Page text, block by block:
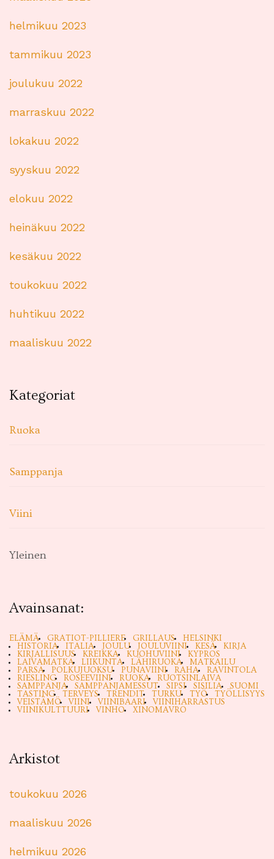
helmikuu 2023
tammikuu 2023
joulukuu 2022
marraskuu 2022
lokakuu 2022
syyskuu 2022
elokuu 2022
heinäkuu 2022
kesäkuu 2022
toukokuu 2022
huhtikuu 2022
maaliskuu 2022
Kategoriat
Ruoka
Samppanja
Viini
Yleinen
Avainsanat:
ELÄMÄ GRATIOT-PILLIERE GRILLAUS
HELSINKI
HISTORIA
ITALIA JOULU JOULUVIINI KESÄ
KIRJA
KIRJALLISUUS
KREIKKA KUOHUVIINI
KYPROS
LAIVAMATKA
LIIKUNTA LÄHIRUOKA
MATKAILU
PARSA
POLKUJUOKSU PUNAVIINI RAHA
RAVINTOLA
RIESLING
ROSEEVIINI RUOKA
RUOTSINLAIVA
SAMPPANJA
SAMPPANJAMESSUT SIPSI SISILIA
SUOMI
TASTING
TERVEYS TRENDIT TURKU TYÖ
TYÖLLISYYS
VEISTÄMÖ
VIINI VIINIBAARI
VIINIHARRASTUS
VIINIKULTTUURI
VINHO XINOMAVRO
Arkistot
toukokuu 2026
maaliskuu 2026
helmikuu 2026